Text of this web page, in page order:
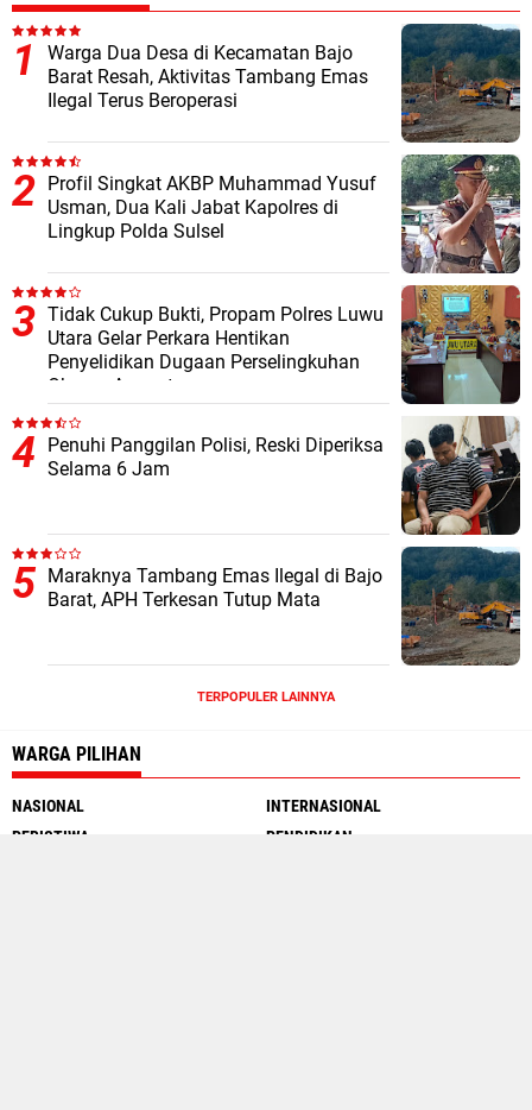
Warga Dua Desa di Kecamatan Bajo
Barat Resah, Aktivitas Tambang Emas
Ilegal Terus Beroperasi
Profil Singkat AKBP Muhammad Yusuf
Usman, Dua Kali Jabat Kapolres di
Lingkup Polda Sulsel
Tidak Cukup Bukti, Propam Polres Luwu
Utara Gelar Perkara Hentikan
Penyelidikan Dugaan Perselingkuhan
Oknum Anggota
Penuhi Panggilan Polisi, Reski Diperiksa
Selama 6 Jam
Maraknya Tambang Emas Ilegal di Bajo
Barat, APH Terkesan Tutup Mata
TERPOPULER LAINNYA
WARGA PILIHAN
NASIONAL
INTERNASIONAL
PERISTIWA
PENDIDIKAN